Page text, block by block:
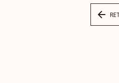
arrow_left